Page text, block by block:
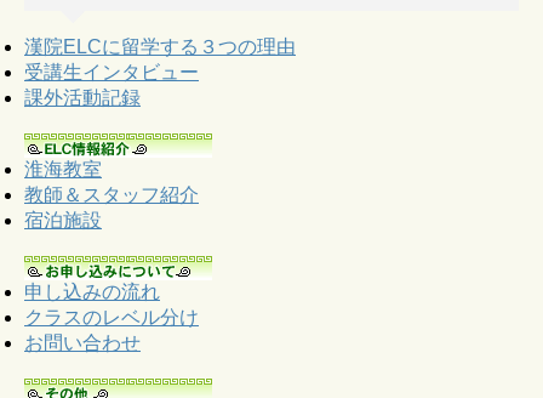
漢院ELCに留学する３つの理由
受講生インタビュー
課外活動記録
淮海教室
教師＆スタッフ紹介
宿泊施設
申し込みの流れ
クラスのレベル分け
お問い合わせ